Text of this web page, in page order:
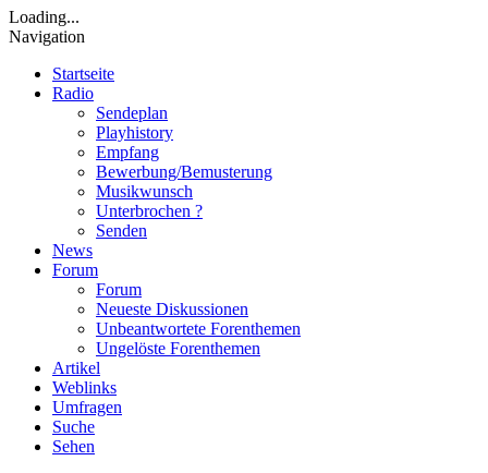
Loading...
Navigation
Startseite
Radio
Sendeplan
Playhistory
Empfang
Bewerbung/Bemusterung
Musikwunsch
Unterbrochen ?
Senden
News
Forum
Forum
Neueste Diskussionen
Unbeantwortete Forenthemen
Ungelöste Forenthemen
Artikel
Weblinks
Umfragen
Suche
Sehen